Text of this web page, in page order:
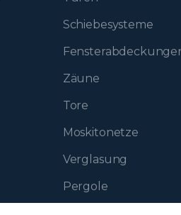
Schiebesysteme
Zäune
Tore
Moskitonetze
Verglasung
Pergole